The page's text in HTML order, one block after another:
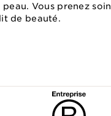
peau. Vous prenez
de beauté.